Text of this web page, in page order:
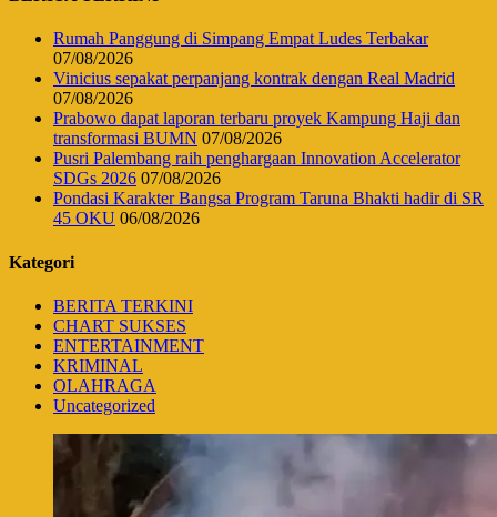
Rumah Panggung di Simpang Empat Ludes Terbakar
07/08/2026
Vinicius sepakat perpanjang kontrak dengan Real Madrid
07/08/2026
Prabowo dapat laporan terbaru proyek Kampung Haji dan
transformasi BUMN 07/08/2026
Pusri Palembang raih penghargaan Innovation Accelerator
SDGs 2026 07/08/2026
Pondasi Karakter Bangsa Program Taruna Bhakti hadir di SR
45 OKU 06/08/2026
Kategori
BERITA TERKINI
CHART SUKSES
ENTERTAINMENT
KRIMINAL
OLAHRAGA
Uncategorized